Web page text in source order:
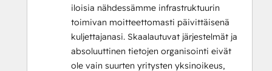
iloisia nähdessämme infrastruktuurin
toimivan moitteettomasti päivittäisenä
kuljettajanasi. Skaalautuvat järjestelmät ja
absoluuttinen tietojen organisointi eivät
ole vain suurten yritysten yksinoikeus,